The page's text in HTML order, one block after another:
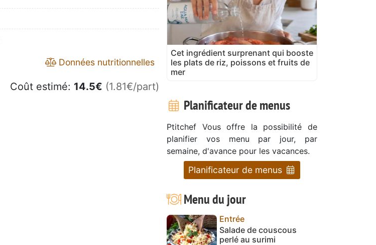
Données nutritionnelles
Coût estimé: 14.5€ (1.81€/part)
Cet ingrédient surprenant qui booste
les plats de riz, poissons et fruits de
mer
Planificateur de menus
Ptitchef Vous offre la possibilité de
planifier vos menu par jour, par
semaine, d'avance pour les vacances.
Planificateur de menus
Menu du jour
Entrée
Salade de couscous
perlé au surimi